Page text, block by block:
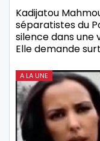
Kadijatou
séparatistes du
silence dans une
Elle demande
A LA UNE